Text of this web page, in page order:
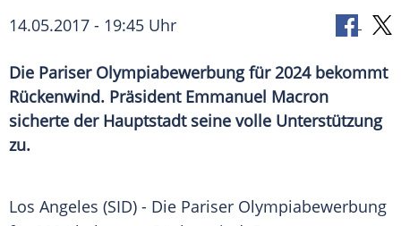
14.05.2017 - 19:45 Uhr
Die Pariser Olympiabewerbung für 2024 bekommt
Rückenwind. Präsident Emmanuel Macron
sicherte der Hauptstadt seine volle Unterstützung
zu.
Los Angeles (SID) - Die Pariser Olympiabewerbung